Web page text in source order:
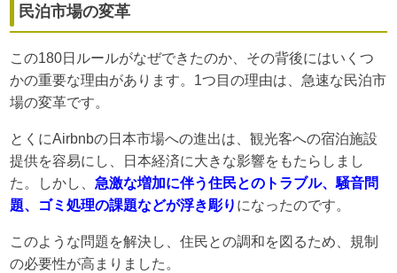
民泊市場の変革
この180日ルールがなぜできたのか、その背後にはいくつ
かの重要な理由があります。1つ目の理由は、急速な民泊市
場の変革です。
とくにAirbnbの日本市場への進出は、観光客への宿泊施設
提供を容易にし、日本経済に大きな影響をもたらしまし
た。しかし、急激な増加に伴う住民とのトラブル、騒音問
題、ゴミ処理の課題などが浮き彫り になったのです。
このような問題を解決し、住民との調和を図るため、規制
の必要性が高まりました。